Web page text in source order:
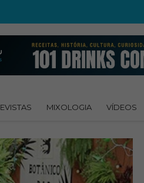
MIXOLOGIA VÍDEOS